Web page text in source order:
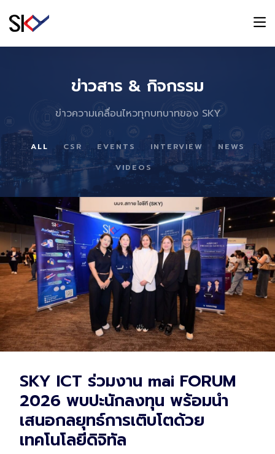
ข่าวสาร & กิจกรรม
ข่าวความเคลื่อนไหวทุกบทบาทของ SKY
ALL CSR EVENTS INTERVIEW
NEWS
VIDEOS
SKY ICT ร่วมงาน mai FORUM
2026 พบปะนักลงทุน พร้อมนำ
เสนอกลยุทธ์การเติบโตด้วย
เทคโนโลยีดิจิทัล